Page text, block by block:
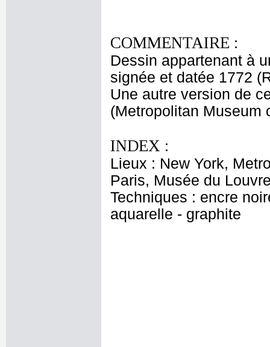
COMMENTAIRE :
Dessin appartenant à
signée et datée 1772
Une autre version de
(Metropolitan Museum
INDEX :
Lieux : New York,
Paris, Musée du
Techniques : encre
aquarelle - graphite